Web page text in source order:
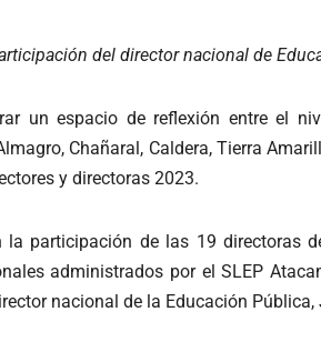
del director nacional de
un espacio de reflexión entre el
Chañaral, Caldera, Tierra
y directoras 2023.
participación de las 19 directoras
administrados por el SLEP
nacional de la Educación Pública,